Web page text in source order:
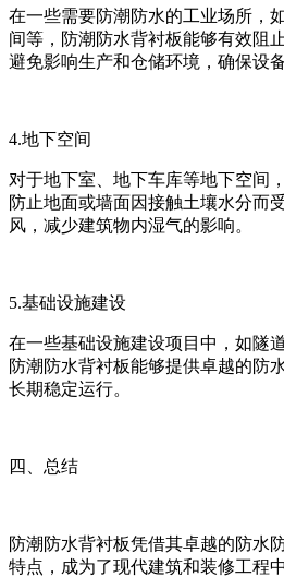
在一些需要防潮防水的工业场所，
间等，防潮防水背衬板能够有效阻
避免影响生产和仓储环境，确保设
4.地下空间
对于地下室、地下车库等地下空间
防止地面或墙面因接触土壤水分而
风，减少建筑物内湿气的影响。
5.基础设施建设
在一些基础设施建设项目中，如隧
防潮防水背衬板能够提供卓越的防
长期稳定运行。
四、总结
防潮防水背衬板凭借其卓越的防水
特点，成为了现代建筑和装修工程